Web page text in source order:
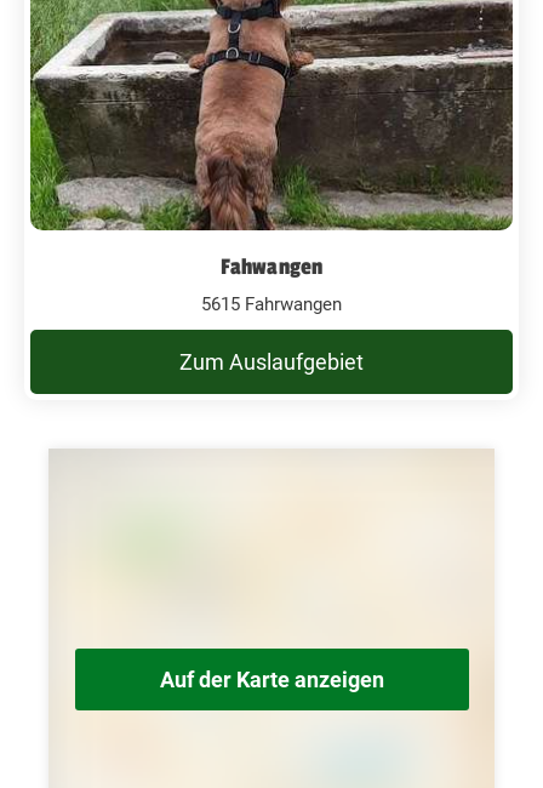
Fahwangen
5615 Fahrwangen
Zum Auslaufgebiet
Auf der Karte anzeigen